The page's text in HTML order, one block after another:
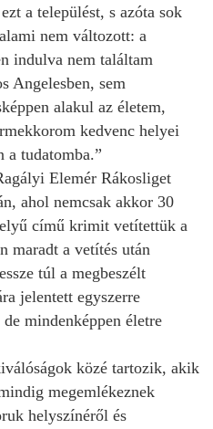
a települést, s azóta sok
nem változott: a
indulva nem találtam
Angelesben, sem
alakul az életem,
kedvenc helyei
a tudatomba.”
Elemér Rákosliget
ahol nemcsak akkor 30
című krimit vetítettük a
maradt a vetítés után
túl a megbeszélt
jelentett egyszerre
mindenképpen életre
közé tartozik, akik
megemlékeznek
helyszínéről és